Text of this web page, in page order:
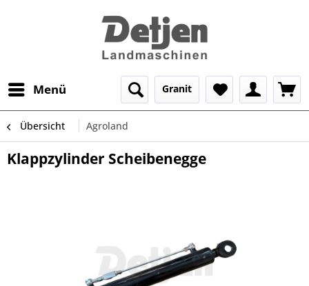
Menü Granit
Übersicht Agroland
Klappzylinder Scheibenegge